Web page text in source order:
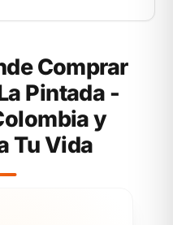
Comprar
Pintada -
y
Tu Vida